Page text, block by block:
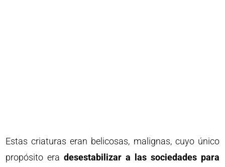
Estas criaturas eran belicosas, malignas, cuyo único
propósito eradesestabilizar a las sociedades para